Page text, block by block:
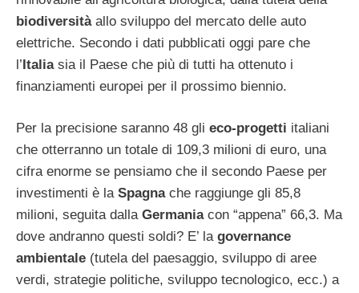
biodiversitàallo sviluppo del mercato delle auto
elettriche. Secondo i dati pubblicati oggi pare che
l’Italia sia il Paese che più di tutti ha ottenuto i
finanziamenti europei per il prossimo biennio.
Per la precisione saranno 48 gli eco-progetti italiani
che otterranno un totale di 109,3 milioni di euro, una
cifra enorme se pensiamo che il secondo Paese per
investimenti è la Spagna che raggiunge gli 85,8
milioni, seguita dalla Germania con “appena” 66,3. Ma
dove andranno questi soldi? E’ la governance
ambientale (tutela del paesaggio, sviluppo di aree
verdi, strategie politiche, sviluppo tecnologico, ecc.) a